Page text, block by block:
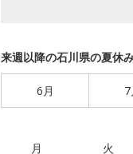
来週以降の石川県の夏休
6月 7
月 火